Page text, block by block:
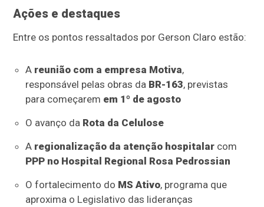
Ações e destaques
Entre os pontos ressaltados por Gerson Claro estão:
A reunião com a empresa Motiva,
responsável pelas obras da BR-163, previstas
para começarem em 1º de agosto
O avanço da Rota da Celulose
A regionalização da atenção hospitalarcom
PPP no Hospital Regional Rosa Pedrossian
O fortalecimento do MS Ativo, programa que
aproxima o Legislativo das lideranças